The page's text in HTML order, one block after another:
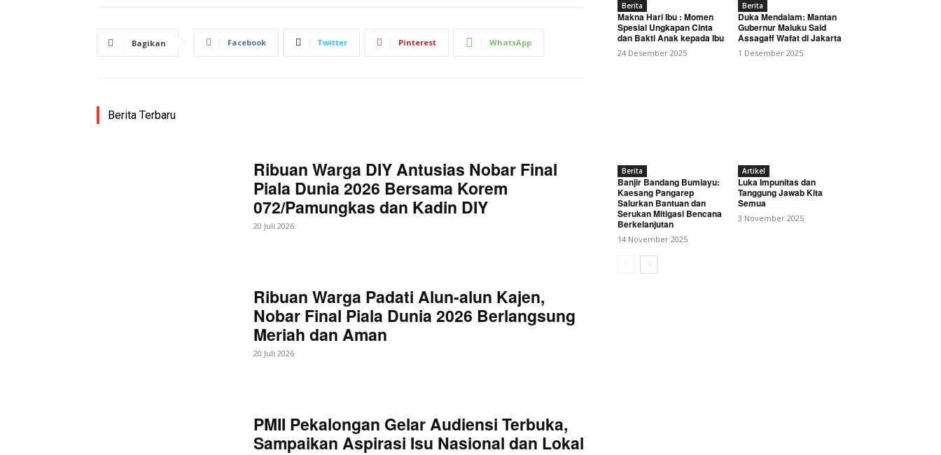
Bagikan Facebook Twitter Pinterest WhatsApp
Berita Terbaru
Ribuan Warga DIY Antusias Nobar Final
Piala Dunia 2026 Bersama Korem
072/Pamungkas dan Kadin DIY
20 Juli 2026
Ribuan Warga Padati Alun-alun Kajen,
Nobar Final Piala Dunia 2026 Berlangsung
Meriah dan Aman
20 Juli 2026
PMII Pekalongan Gelar Audiensi Terbuka,
Sampaikan Aspirasi Isu Nasional dan Lokal
Berita
Makna Hari Ibu : Momen
Spesial Ungkapan Cinta
dan Bakti Anak kepada Ibu
24 Desember 2025
Berita
Duka Mendalam: Mantan
Gubernur Maluku Said
Assagaff Wafat di Jakarta
1 Desember 2025
Berita
Banjir Bandang Bumiayu:
Kaesang Pangarep
Salurkan Bantuan dan
Serukan Mitigasi Bencana
Berkelanjutan
14 November 2025
Artikel
Luka Impunitas dan
Tanggung Jawab Kita
Semua
3 November 2025